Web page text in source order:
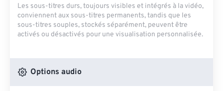
Les sous-titres durs, toujours visibles et intégrés à la vidéo,
conviennent aux sous-titres permanents, tandis que les
sous-titres souples, stockés séparément, peuvent être
activés ou désactivés pour une visualisation personnalisée.
Options audio